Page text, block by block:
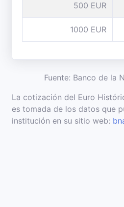
500 EUR
1000 EUR
Fuente: Banco de la
La cotización del Euro
es tomada de los datos que
institución en su sitio web: